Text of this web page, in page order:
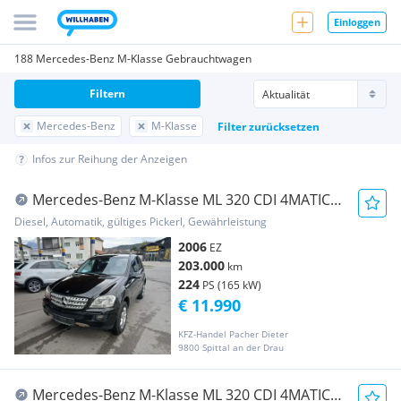
Einloggen
188 Mercedes-Benz M-Klasse Gebrauchtwagen
Mercedes-Benz M-Klasse Filter zurücksetzen
Filtern
Infos zur Reihung der Anzeigen
Mercedes-Benz M-Klasse ML 320 CDI 4MATIC
Aut.
Diesel, Automatik, gültiges Pickerl, Gewährleistung
2006 EZ
203.000 km
224 PS (165 kW)
KFZ-Handel Pacher Dieter
9800 Spittal an der Drau
€ 11.990
Mercedes-Benz M-Klasse ML 320 CDI 4MATIC